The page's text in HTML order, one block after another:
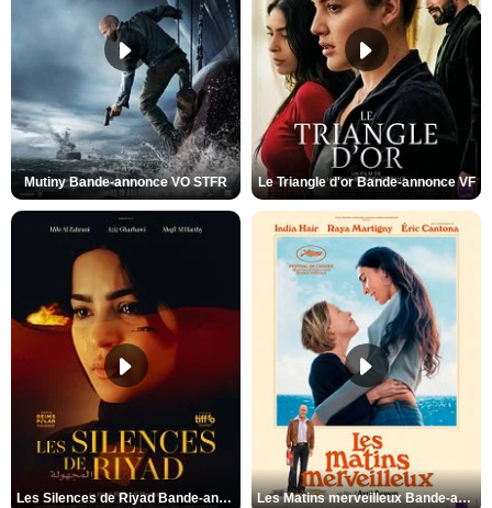
Mutiny Bande-annonce VO STFR Le Triangle d'or Bande-annonce VF
Les Silences de Riyad Bande-annonce VO STFR Les Matins merveilleux Bande-annonce VF